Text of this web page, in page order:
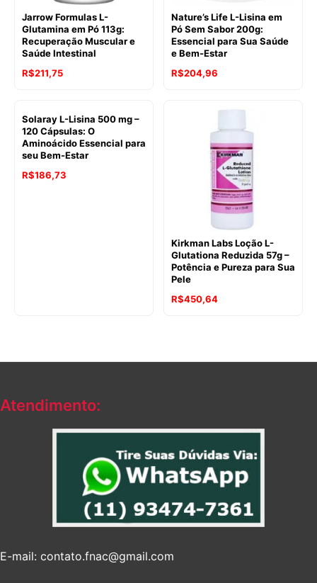
Jarrow Formulas L-
Glutamina em Pó 113g:
Recuperação Muscular e
Saúde Intestinal
R$211,75
Nature’s Life L-Lisina em
Pó Sem Sabor 200g:
Essencial para Sua Saúde
e Bem-Estar
R$204,96
Solaray L-Lisina 500 mg –
120 Cápsulas: O
Aminoácido Essencial para
seu Bem-Estar
R$186,73
Kirkman Labs Loção L-
Glutationa Reduzida 57g –
Potência e Pureza para Sua
Pele
R$450,64
Atendimento:
E-mail: contato.fnac@gmail.com